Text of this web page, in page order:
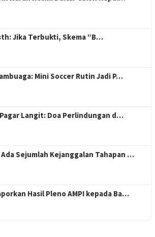
Jika Terbukti, Skema “B…
Mini Soccer Rutin Jadi P…
Langit: Doa Perlindungan d…
Sejumlah Kejanggalan Tahapan …
Hasil Pleno AMPI kepada Ba…